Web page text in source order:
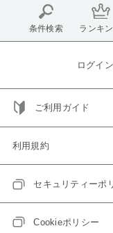
条件検索 ランキ
ログイ
ご利用ガイド
利用規約
セキュリティーポ
Cookieポリシー